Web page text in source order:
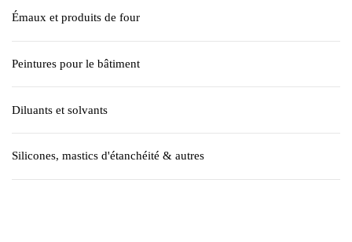
Émaux et produits de four
Peintures pour le bâtiment
Diluants et solvants
Silicones, mastics d'étanchéité & autres